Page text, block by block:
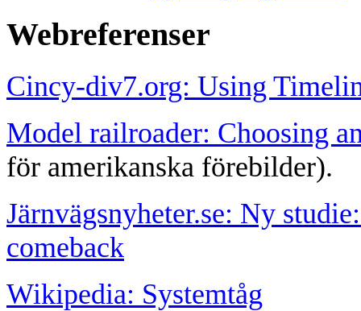
Webreferenser
Cincy-div7.org: Using
Model railroader: Choosing
för amerikanska förebilder).
Järnvägsnyheter.se: Ny
comeback
Wikipedia: Systemtåg